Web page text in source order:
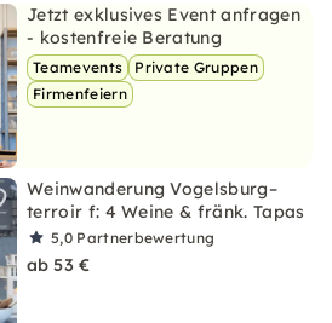
Jetzt exklusives Event anfragen
- kostenfreie Beratung
Teamevents
Private Gruppen
Firmenfeiern
Weinwanderung Vogelsburg–
terroir f: 4 Weine & fränk. Tapas
5,0 Partnerbewertung
ab 53 €